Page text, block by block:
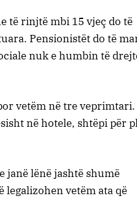
të rinjtë mbi 15 vjeç do të
Pensionistët do të
nuk e humbin të
vetëm në tre veprimtari.
në hotele, shtëpi për
janë lënë jashtë shumë
vetëm ata që